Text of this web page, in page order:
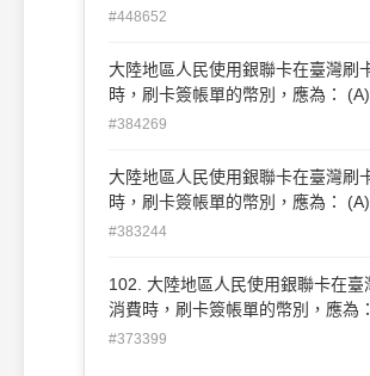
(B)新臺幣 (C)美金 (D)港幣
#448652
大陸地區人民使用銀聯卡在臺灣刷
時，刷卡簽帳單的幣別，應為： (A)
(B)新臺幣 (C)美金 (D)港幣
#384269
大陸地區人民使用銀聯卡在臺灣刷
時，刷卡簽帳單的幣別，應為： (A)
(B)新臺幣 (C)美金 (D)港幣
#383244
102. 大陸地區人民使用銀聯卡在臺
消費時，刷卡簽帳單的幣別，應為： (A)
#373399